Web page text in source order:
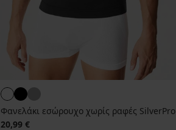
Φανελάκι εσώρουχο χωρίς ραφές SilverPro
20,99 €